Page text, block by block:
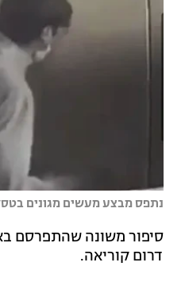
נתפס מבצע מעשים מגונים בטסלה | צילום:
דרום קוריאה.